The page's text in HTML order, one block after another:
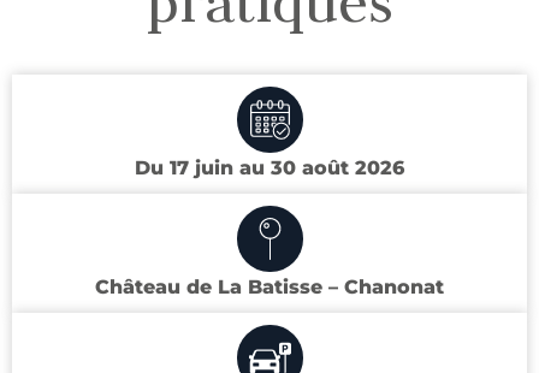
Du 17 juin au 30 août 2026
Château de La Batisse – Chanonat